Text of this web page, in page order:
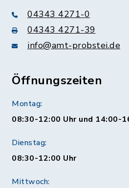
04343 4271-0
04343 4271-39
info@amt-probstei.de
Öffnungszeiten
Montag:
08:30-12:00 Uhr und 14:00-
Dienstag:
08:30-12:00 Uhr
Mittwoch: